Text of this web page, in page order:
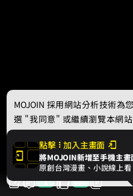
4 999+
點擊 加入主畫面
將MOJOIN新增至手機主畫
原創台灣漫畫、小說線上看
MOJOIN 採用網站分析技術為
選 "我同意" 或繼續瀏覽本網
Cookie，欲瞭解更多資訊請見
我